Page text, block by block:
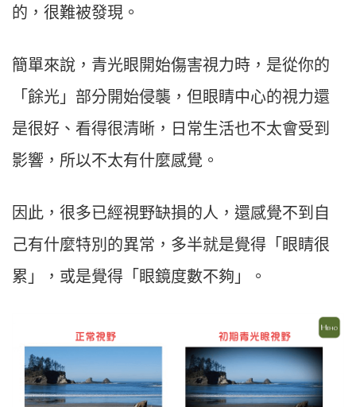
的，很難被發現。
簡單來說，青光眼開始傷害視力時，是從你的
「餘光」部分開始侵襲，但眼睛中心的視力還
是很好、看得很清晰，日常生活也不太會受到
影響，所以不太有什麼感覺。
因此，很多已經視野缺損的人，還感覺不到自
己有什麼特別的異常，多半就是覺得「眼睛很
累」，或是覺得「眼鏡度數不夠」。